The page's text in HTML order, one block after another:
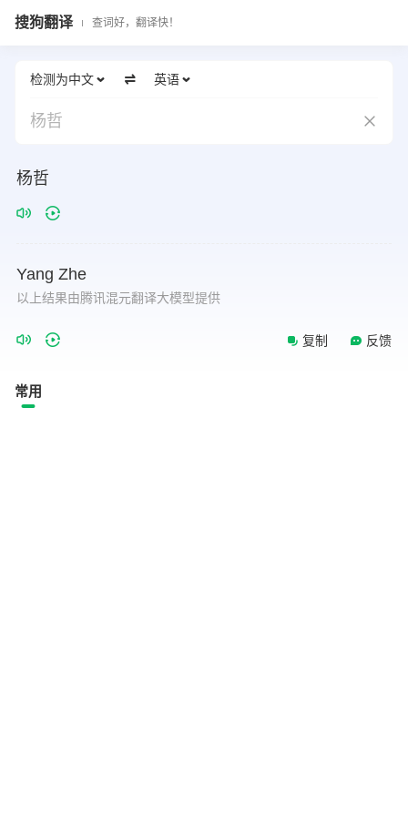
搜狗翻译 查词好，翻译快！
检测为中文 英语
杨哲
杨哲
Yang Zhe
以上结果由腾讯混元翻译大模型提供
复制 反馈
常用